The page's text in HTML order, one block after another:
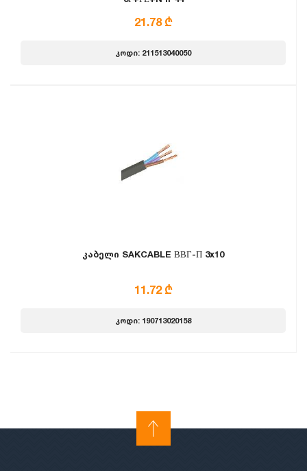
21.78 ₾
კოდი: 211513040050
კაბელი SAKCABLE ВВГ-П 3x10
11.72 ₾
კოდი: 190713020158